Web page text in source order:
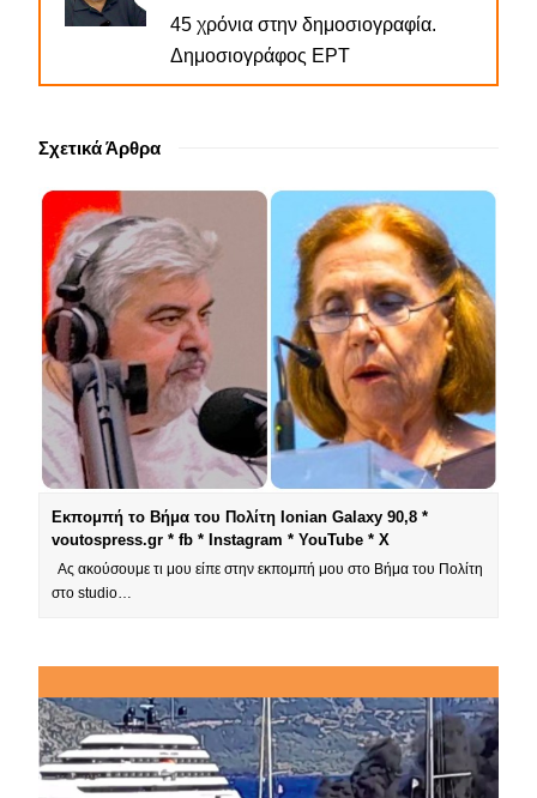
45 χρόνια στην δημοσιογραφία.
Δημοσιογράφος ΕΡΤ
Σχετικά Άρθρα
Εκπομπή το Βήμα του Πολίτη Ionian Galaxy 90,8 *
voutospress.gr * fb * Instagram * YouTube * X
Ας ακούσουμε τι μου είπε στην εκπομπή μου στο Βήμα του Πολίτη
στο studio…